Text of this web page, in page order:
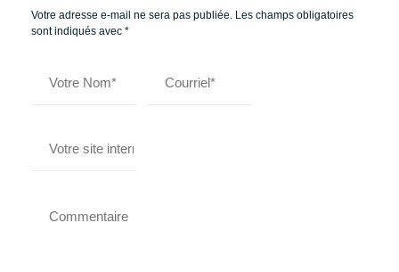
Votre adresse e-mail ne sera pas publiée. Les champs obligatoires
sont indiqués avec *